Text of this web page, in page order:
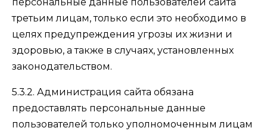
третьим лицам, только если это необходимо в
целях предупреждения угрозы их жизни и
здоровью, а также в случаях, установленных
законодательством.
5.3.2. Администрация сайта обязана
предоставлять персональные данные
пользователей только уполномоченным лицам